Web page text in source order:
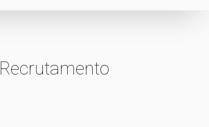
Recrutamento